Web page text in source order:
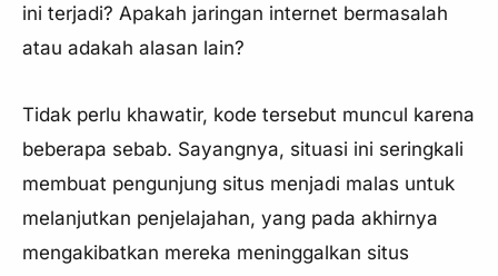
ini terjadi? Apakah jaringan internet bermasalah
atau adakah alasan lain?
Tidak perlu khawatir, kode tersebut muncul karena
beberapa sebab. Sayangnya, situasi ini seringkali
membuat pengunjung situs menjadi malas untuk
melanjutkan penjelajahan, yang pada akhirnya
mengakibatkan mereka meninggalkan situs